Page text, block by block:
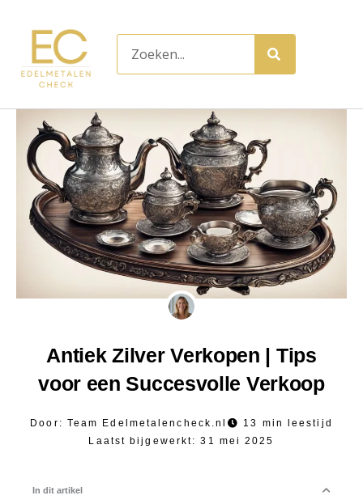
inhoud
Antiek Zilver Verkopen | Tips
voor een Succesvolle Verkoop
Door: Team Edelmetalencheck.nl
13 min leestijd
Laatst bijgewerkt: 31 mei 2025
In dit artikel